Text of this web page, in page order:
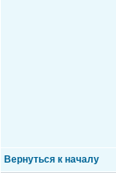
Вернуться к началу